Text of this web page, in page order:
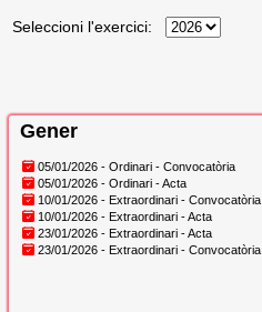
Seleccioni l'exercici:
Gener
05/01/2026 - Ordinari - Convocatòria
05/01/2026 - Ordinari - Acta
10/01/2026 - Extraordinari - Convocatòria
10/01/2026 - Extraordinari - Acta
23/01/2026 - Extraordinari - Acta
23/01/2026 - Extraordinari - Convocatòria